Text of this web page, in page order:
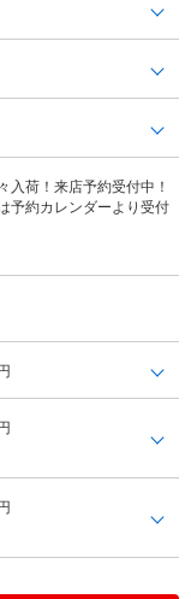
入荷！来店予約受付中！
予約カレンダーより受付